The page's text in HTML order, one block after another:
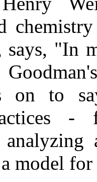
says, "In
on to
-
model